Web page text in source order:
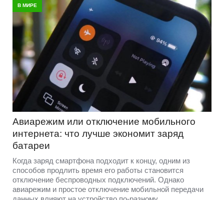
В МИРЕ
Авиарежим или отключение мобильного
интернета: что лучше экономит заряд
батареи
Когда заряд смартфона подходит к концу, одним из
способов продлить время его работы становится
отключение беспроводных подключений. Однако
авиарежим и простое отключение мобильной передачи